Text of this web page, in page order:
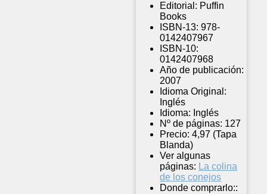
Editorial: Puffin
Books
ISBN-13: 978-
0142407967
ISBN-10:
0142407968
Año de publicación:
2007
Idioma Original:
Inglés
Idioma: Inglés
Nº de páginas: 127
Precio: 4,97 (Tapa
Blanda)
Ver algunas
páginas: La colina
de los conejos
Donde comprarlo::